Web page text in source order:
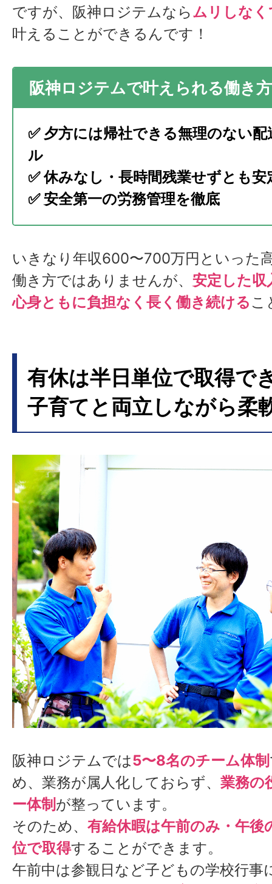
ですが、阪神ロジテムならムリしな
叶えることができるんです！
阪神ロジテムで叶えられる働き方
✅ 夕方には帰社できる無理のない
ル
✅ 休みなし・長時間残業せずとも安
✅ 安全第一の労務管理を徹底
いきなり年収600〜700万円といった
働き方ではありませんが、 安定した収
心身ともに負担なく長く働き続ける こ
有休は半日単位で取得で
子育てと両立しながら柔
阪神ロジテムでは5〜8名のチーム体制
め、業務が属人化しておらず、 業務の
ー体制 が整っています。
そのため、 有給休暇は午前のみ・午後
位で取得することができます。
午前中は参観日など子どもの学校行事